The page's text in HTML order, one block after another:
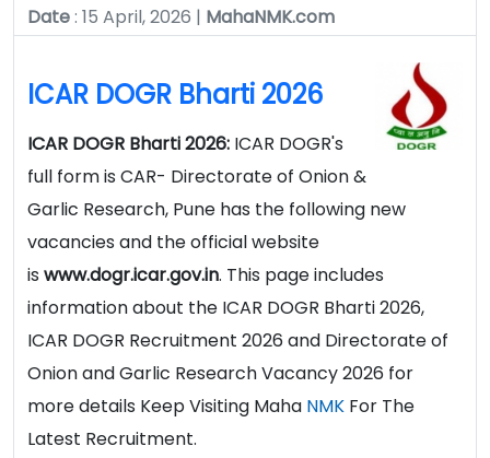
Date: 15 April, 2026 | MahaNMK.com
ICAR DOGR Bharti 2026
ICAR DOGR Bharti 2026: ICAR DOGR's
full form is CAR- Directorate of Onion &
Garlic Research, Pune has the following new
vacancies and the official website
is www.dogr.icar.gov.in. This page includes
information about the ICAR DOGR Bharti 2026,
ICAR DOGR Recruitment 2026 and Directorate of
Onion and Garlic Research Vacancy 2026 for
more details Keep Visiting Maha NMK For The
Latest Recruitment.